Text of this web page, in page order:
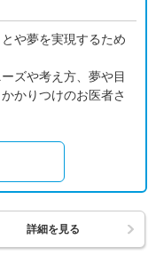
や夢を実現するため
ズや考え方、夢や目
かりつけのお医者さ
詳細を見る